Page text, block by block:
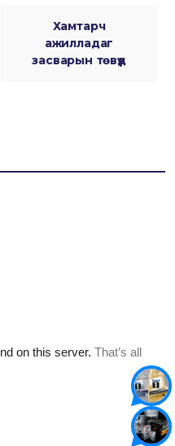
Хамтарч
ажилладаг
засварын төвүүд